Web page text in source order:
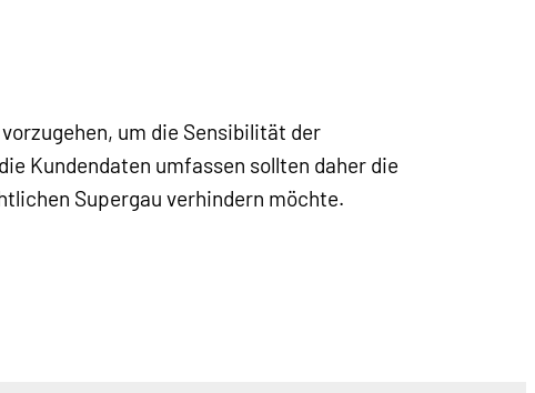
um die Sensibilität der
Kundendaten umfassen sollten daher die
Supergau verhindern möchte.